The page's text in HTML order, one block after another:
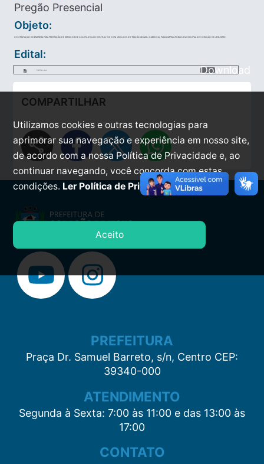
Pregão Presencial
Objeto:
CONTRATAÇÃO DE EMPRESA PARA PRESTAÇÃO DE SERVIÇOS DE COLETA DE LIXO E ENTULHOS COM VEICULOS DE TRAÇÃO ANIMAL (CARROÇA), PARA LIMPEZA PUBLICA MUNICIPAL DE CORAÇÃO DE JESUS/MG.
Edital:
EDITAL.doc Download
COMPARTILHAR
share
PREFEITURA
Praça Dr. Samuel Barreto, s/n, Centro CEP:
39340-000
ATENDIMENTO
Segunda à Sexta: 7:00 às 11:00 e das 13:00 às
17:00
CONTATO
Utilizamos cookies e outras tecnologias para
aprimorar sua navegação e experiência em nosso site,
de acordo com a nossa Política de Privacidade e, ao
continuar navegando, você concorda com estas
condições. Ler Política de Privacidade.
Aceito